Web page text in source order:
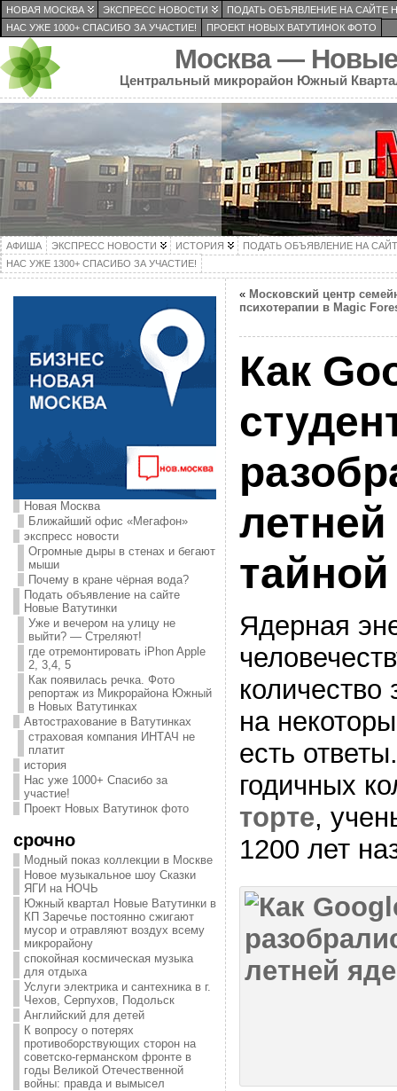
НОВАЯ МОСКВА ЭКСПРЕСС НОВОСТИ
ПОДАТЬ ОБЪЯВЛЕНИЕ НА САЙТЕ
НАС УЖЕ 1000+ СПАСИБО ЗА УЧАСТИЕ!
ПРОЕКТ НОВЫХ ВАТУТИНОК ФОТО
Москва — Новые
Центральный микрорайон Южный
АФИША ЭКСПРЕСС НОВОСТИ ИСТОРИЯ
ПОДАТЬ ОБЪЯВЛЕНИЕ НА
НАС УЖЕ 1300+ СПАСИБО ЗА УЧАСТИЕ!
Новая Москва
Ближайший офис «Мегафон»
экспресс новости
Огромные дыры в стенах и бегают
мыши
Почему в кране чёрная вода?
Подать объявление на сайте
Новые Ватутинки
Уже и вечером на улицу не
выйти? — Стреляют!
где отремонтировать iPhon Apple
2, 3,4, 5
Как появилась речка. Фото
репортаж из Микрорайона Южный
в Новых Ватутинках
Автострахование в Ватутинках
страховая компания ИНТАЧ не
платит
история
Нас уже 1000+ Спасибо за
участие!
Проект Новых Ватутинок фото
срочно
Модный показ коллекции в Москве
Новое музыкальное шоу Сказки
ЯГИ на НОЧЬ
Южный квартал Новые Ватутинки в
КП Заречье постоянно сжигают
мусор и отравляют воздух всему
микрорайону
спокойная космическая музыка
для отдыха
Услуги электрика и сантехника в г.
Чехов, Серпухов, Подольск
Английский для детей
К вопросу о потерях
противоборствующих сторон на
советско-германском фронте в
годы Великой Отечественной
войны: правда и вымысел
« Московский центр
психотерапии в Magic
Как
тайной
Ядерная
количество
на
есть
годичных
торте,
1200 лет